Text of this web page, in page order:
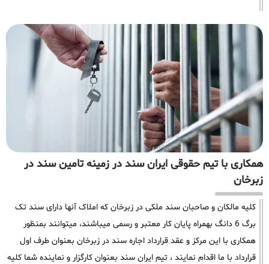
همکاری با تیم حقوقی ایران سند در زمینه تامین سند در
زبرخان
کلیه مالکان و صاحبان سند ملکی در زبرخان که املاک آنها دارای سند تک
برگ 6 دانگ بهمراه پایان کار معتبر و رسمی میباشند، میتوانند بمنظور
همکاری با این مرکز و عقد قرارداد اجاره سند در زبرخان بعنوان طرف اول
قرارداد با ما اقدام نمایند ، تیم ایران سند بعنوان کارگزار و نماینده شما کلیه